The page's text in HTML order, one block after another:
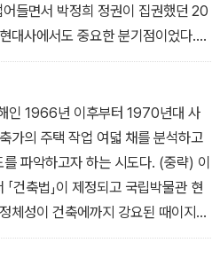
들면서 박정희 정권이 집권했던 20
대사에서도 중요한 분기점이었다.
는 이 기간 동안 「건축법」(1962)이
박물관, 정부청사 등 설계공모를
생산됐다. 하지만 그 역사에 대한
굵직한 공공 프로젝트를 주도했던
을 제외하고 당시 한국 건축계를 구
행적, 그들이 생산한 건축에 대한 본
10여 년 전부터의 일이다. 권력의 근
들의 실천과 도전에 대한 역사는 어
재원은 50여 년이 흐른 현시점에서
인 1966년 이후부터 1970년대 사
가의 주택 작업 여덟 채를 분석하고
파악하고자 하는 시도다. (중략) 이
건축법」이 제정되고 국립박물관 현
체성이 건축에까지 강요된 때이지만
내적 의지’를 강하게 드러낸 건축가
의 건축가에게 주어진 소여에 대해